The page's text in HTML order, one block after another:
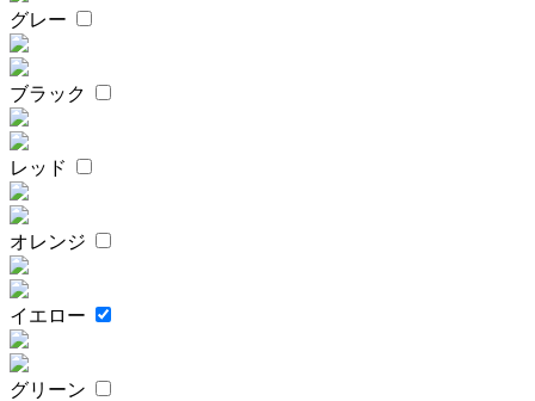
グレー
ブラック
レッド
オレンジ
イエロー
グリーン